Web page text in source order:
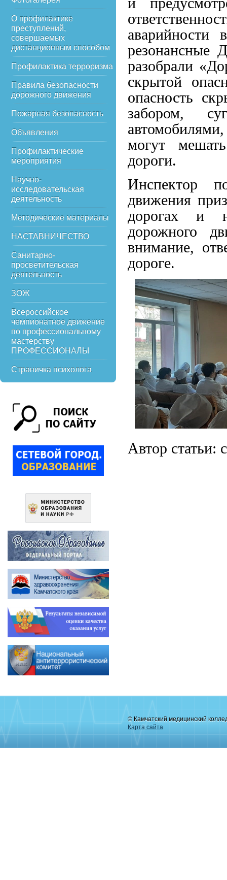
О профилактике
преступлений,
совершаемых
дистанционным способом
Профилактика терроризма
Правила безопасности
дорожного движения
Пожарная безопасность
Объявления
Профилактические
мероприятия
Научно-
исследовательская
деятельность
Методические материалы
НАСТАВНИЧЕСТВО
Санитарно-
просветительская
деятельность
ЗОЖ
Всероссийское
чемпионатное движение
по профессиональному
мастерству
ПРОФЕССИОНАЛЫ
Страничка психолога
аварийности
резонансные
разобрали
скрытой
опасность
забором,
могут
дороги.
Инспектор
движения
дорогах и
дорожного
внимание,
дороге.
Автор статьи:
© Камчатский медицинский
Карта сайта